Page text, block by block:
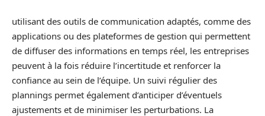
utilisant des outils de communication adaptés, comme des
applications ou des plateformes de gestion qui permettent
de diffuser des informations en temps réel, les entreprises
peuvent à la fois réduire l’incertitude et renforcer la
confiance au sein de l’équipe. Un suivi régulier des
plannings permet également d’anticiper d’éventuels
ajustements et de minimiser les perturbations. La